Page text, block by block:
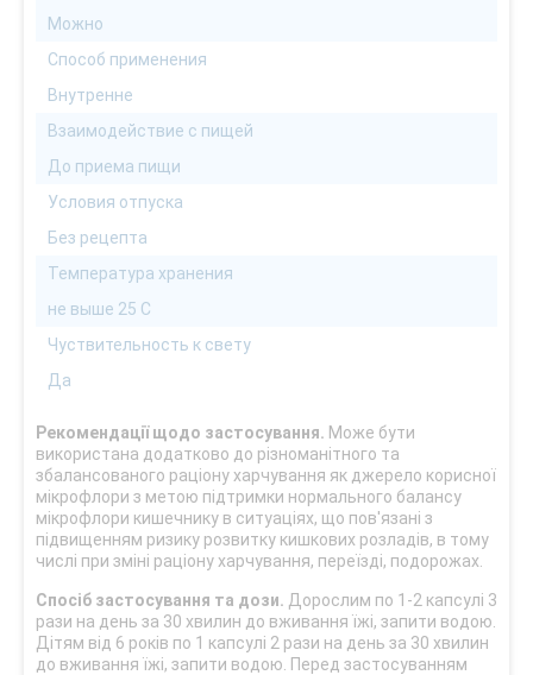
Можно
Способ применения
Внутренне
Взаимодействие с пищей
До приема пищи
Условия отпуска
Без рецепта
Температура хранения
не выше 25 С
Чуствительность к свету
Да
Рекомендації щодо застосування. Може бути
використана додатково до різноманітного та
збалансованого раціону харчування як джерело корисної
мікрофлори з метою підтримки нормального балансу
мікрофлори кишечнику в ситуаціях, що пов'язані з
підвищенням ризику розвитку кишкових розладів, в тому
числі при зміні раціону харчування, переїзді, подорожах.
Спосіб застосування та дози. Дорослим по 1-2 капсулі 3
рази на день за 30 хвилин до вживання їжі, запити водою.
Дітям від 6 років по 1 капсулі 2 рази на день за 30 хвилин
до вживання їжі, запити водою. Перед застосуванням